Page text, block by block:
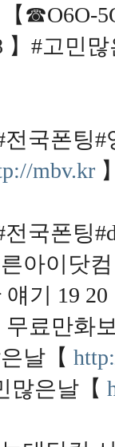
☎O6O-
】#고민
전국폰팅
mbv.kr
전국폰팅
아이닷
얘기 19
무료만화
날【
많은날【